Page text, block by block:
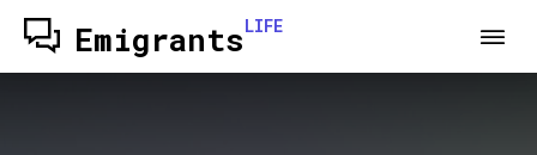
EmigrantsLIFE